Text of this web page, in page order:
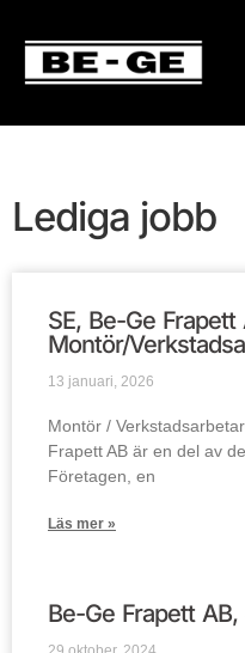
Lediga jobb
SE, Be-Ge Frapett
Montör/
13 januari, 2026
Montör /
Frapett AB är en del av
Företagen, en
Läs mer »
Be-Ge Frapett